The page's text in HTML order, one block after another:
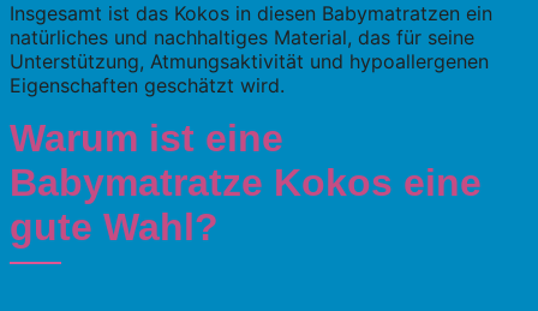
Insgesamt ist das Kokos in diesen Babymatratzen ein
natürliches und nachhaltiges Material, das für seine
Unterstützung, Atmungsaktivität und hypoallergenen
Eigenschaften geschätzt wird.
Warum ist eine
Babymatratze Kokos eine
gute Wahl?